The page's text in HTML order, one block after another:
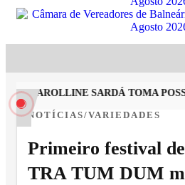
CAROLLINE SARDÁ TOMA
NOTÍCIAS/VARIEDADES
Primeiro festival
TRA TUM DUM